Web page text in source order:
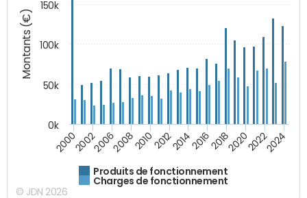
Montants (€)
Produits de fonctionnement
Charges de fonctionnement
200020022006200820102012201420162018202020222024
0k
50k
100k
150k
© JDN 2026